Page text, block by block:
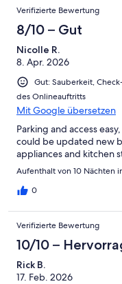
Verifizierte Bewertung
8/10 – Gut
Nicolle R.
8. Apr. 2026
Gut: Sauberkeit,
des Onlineauftritts
Mit Google übersetzen
Parking and access
could be updated new
appliances and kitchen
Aufenthalt von 10 Nächten
0
Verifizierte Bewertung
10/10 –
Rick B.
17. Feb. 2026